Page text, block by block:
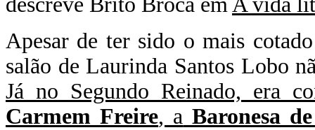
Apesar de ter sido o mais
salão de Laurinda Santos Lobo
Já no Segundo Reinado, era
Carmem Freire, a Baronesa